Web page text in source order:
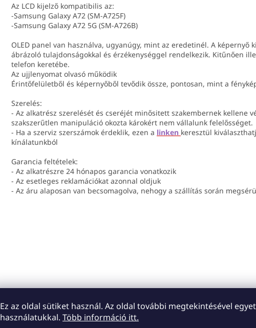
Ez az oldal sütiket használ. Az oldal további megtekintésével
használatukkal. Több információ itt.
Az LCD kijelző kompatibilis az:
-Samsung Galaxy A72 (SM-A725F)
-Samsung Galaxy A72 5G (SM-A726B)
OLED panel van használva, ugyanúgy, mint az eredetinél. A képernyő
ábrázoló tulajdonságokkal és érzékenységgel rendelkezik. Kitűnően
telefon keretébe.
Az ujjlenyomat olvasó működik
Érintőfelületből és képernyőből tevődik össze, pontosan, mint a
Szerelés:
- Az alkatrész szerelését és cseréjét minősitett szakembernek kellene
szakszerűtlen manipuláció okozta károkért nem vállalunk felelősséget.
- Ha a szerviz szerszámok érdeklik, ezen a linken keresztül
kínálatunkból
Garancia feltételek:
- Az alkatrészre 24 hónapos garancia vonatkozik
- Az esetleges reklamációkat azonnal oldjuk
- Az áru alaposan van becsomagolva, nehogy a szállítás során